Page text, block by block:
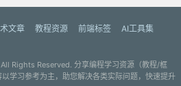
文章 教程资源 前端标签
AI工具集